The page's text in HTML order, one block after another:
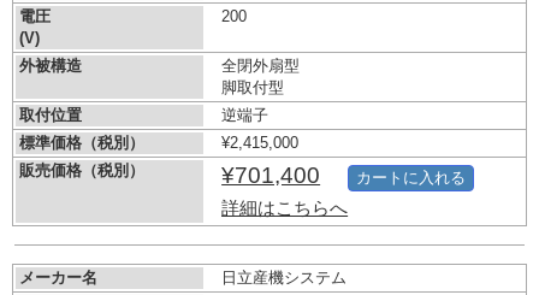
電圧
(V)
200
外被構造
全閉外扇型
脚取付型
取付位置
逆端子
標準価格（税別）
¥2,415,000
販売価格（税別）
¥701,400
詳細はこちらへ
カートに入れる
メーカー名
日立産機システム